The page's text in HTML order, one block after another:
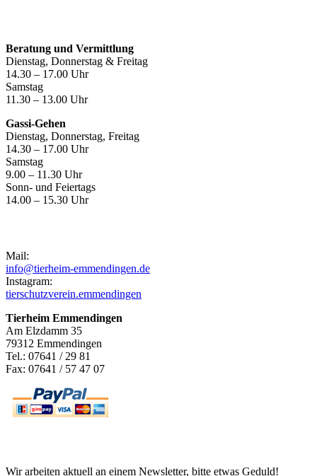
Beratung und Vermittlung
Dienstag, Donnerstag & Freitag
14.30 – 17.00 Uhr
Samstag
11.30 – 13.00 Uhr
Gassi-Gehen
Dienstag, Donnerstag, Freitag
14.30 – 17.00 Uhr
Samstag
9.00 – 11.30 Uhr
Sonn- und Feiertags
14.00 – 15.30 Uhr
Mail:
info@tierheim-emmendingen.de
Instagram:
tierschutzverein.emmendingen
Tierheim Emmendingen
Am Elzdamm 35
79312 Emmendingen
Tel.: 07641 / 29 81
Fax: 07641 / 57 47 07
Wir arbeiten aktuell an einem Newsletter, bitte etwas Geduld!